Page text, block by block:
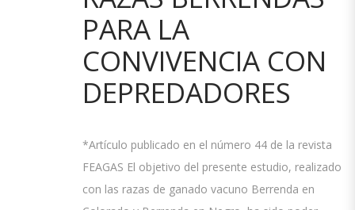
PARA LA
CONVIVENCIA CON
DEPREDADORES
*Artículo publicado en el número 44 de la revista
FEAGAS El objetivo del presente estudio, realizado
con las razas de ganado vacuno Berrenda en